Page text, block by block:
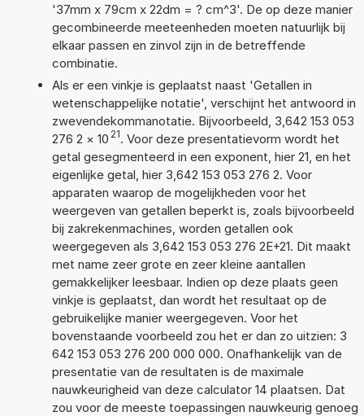
'37mm x 79cm x 22dm = ? cm^3'. De op deze manier
gecombineerde meeteenheden moeten natuurlijk bij
elkaar passen en zinvol zijn in de betreffende
combinatie.
Als er een vinkje is geplaatst naast 'Getallen in
wetenschappelijke notatie', verschijnt het antwoord in
zwevendekommanotatie. Bijvoorbeeld, 3,642 153 053
276 2 × 10 21. Voor deze presentatievorm wordt het
getal gesegmenteerd in een exponent, hier 21, en het
eigenlijke getal, hier 3,642 153 053 276 2. Voor
apparaten waarop de mogelijkheden voor het
weergeven van getallen beperkt is, zoals bijvoorbeeld
bij zakrekenmachines, worden getallen ook
weergegeven als 3,642 153 053 276 2E+21. Dit maakt
met name zeer grote en zeer kleine aantallen
gemakkelijker leesbaar. Indien op deze plaats geen
vinkje is geplaatst, dan wordt het resultaat op de
gebruikelijke manier weergegeven. Voor het
bovenstaande voorbeeld zou het er dan zo uitzien: 3
642 153 053 276 200 000 000. Onafhankelijk van de
presentatie van de resultaten is de maximale
nauwkeurigheid van deze calculator 14 plaatsen. Dat
zou voor de meeste toepassingen nauwkeurig genoeg